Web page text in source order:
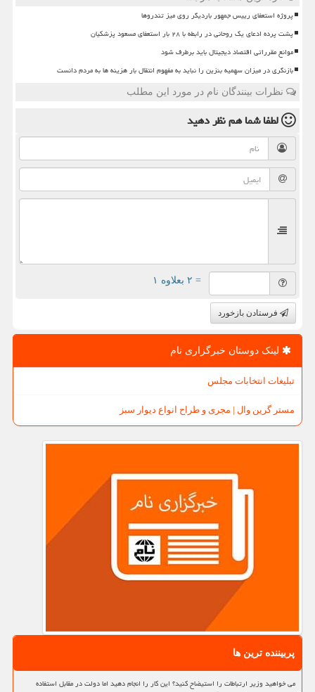
پروژه استعفای رییس جمهور باردیگر روی میز تندروها
پشت پرده ادعای یک روحانی در رابطه با ۲۸ بار استعفای مسعود پزشکیان
موانع مقرراتی اقتصاد دیجیتال باید برطرف شود
بازنگری در میزان سهمیه بنزین را نباید به مفهوم انتقال بار هزینه ها به مردم دانست
نظرات بینندگان نام در مورد این مطلب
لطفا شما همنظر دهید
= ۲ بعلاوه ۱
فرستادن بازخورد
لینک دوستان خبرگزاری نام
تبلیغات انتخابات مجلس
مستر گرین وال | مجری و طراح انواع دیوار سبز
پربیننده ترین ها
می خواهید وزیر ارتباطات را استیضاح کنید؟ این کار را انجام دهید اما دولت در مقابل استفاده